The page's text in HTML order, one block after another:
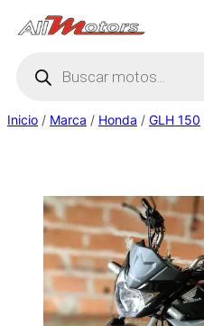
Saltar
al
productos
Inicio / Marca / Honda / GLH 150